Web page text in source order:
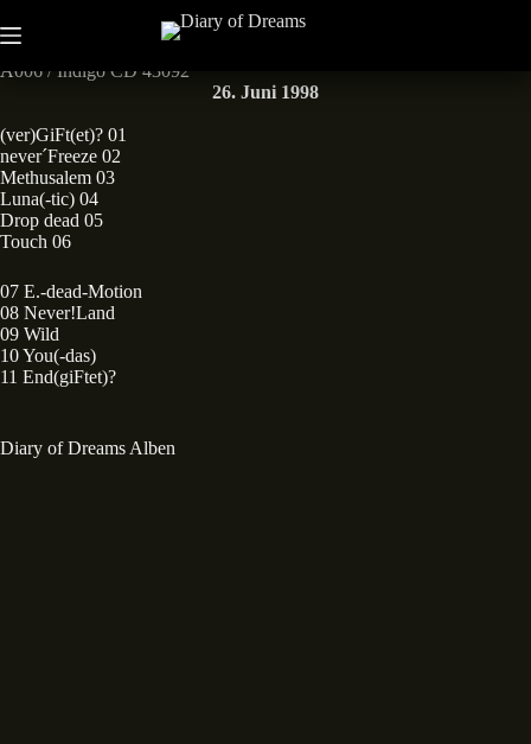
Inhalt
Diary of Dreams - Psychoma
A006 / Indigo CD 43092
26. Juni 1998
(ver)GiFt(et)? 01
never´Freeze 02
Methusalem 03
Luna(-tic) 04
Drop dead 05
Touch 06
07 E.-dead-Motion
08 Never!Land
09 Wild
10 You(-das)
11 End(giFtet)?
Diary of Dreams Alben